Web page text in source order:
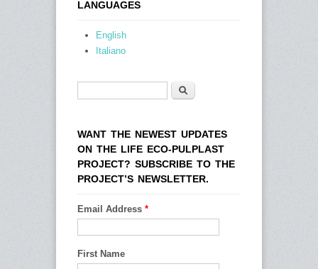
LANGUAGES
English
Italiano
Search
WANT THE NEWEST UPDATES
ON THE LIFE ECO-PULPLAST
PROJECT? SUBSCRIBE TO THE
PROJECT’S NEWSLETTER.
Email Address *
First Name